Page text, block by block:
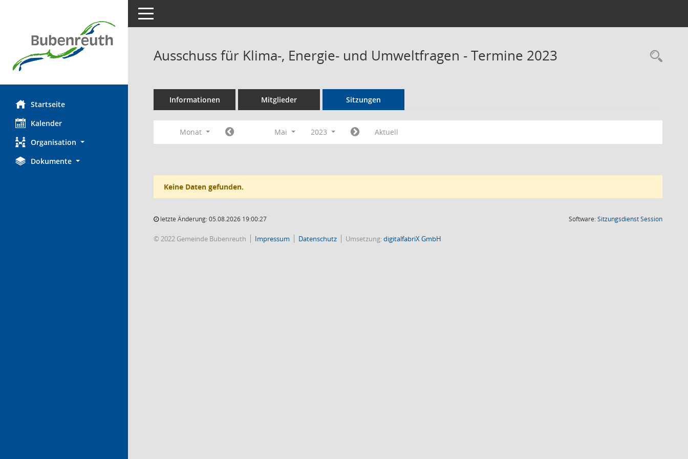
Startseite
Kalender
Organisation
Dokumente
Toggle navigation
Ausschuss für Klima-, Energie- und Umweltfragen - Termine 2023
Informationen Mitglieder Sitzungen
Monat Mai 2023 Aktuell
Keine Daten gefunden.
letzte Änderung: 05.08.2026 19:00:27 Software:SitzungsdienstSession(Wird in
© 2022 Gemeinde Bubenreuth Impressum Datenschutz Umsetzung:digitalfabriX GmbH